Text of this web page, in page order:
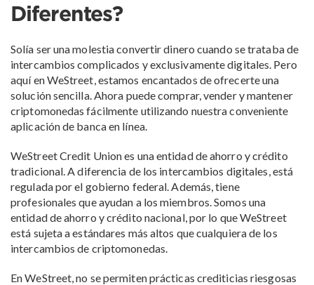
Diferentes?
Solía ser una molestia convertir dinero cuando se trataba de
intercambios complicados y exclusivamente digitales. Pero
aquí en WeStreet, estamos encantados de ofrecerte una
solución sencilla. Ahora puede comprar, vender y mantener
criptomonedas fácilmente utilizando nuestra conveniente
aplicación de banca en línea.
WeStreet Credit Union es una entidad de ahorro y crédito
tradicional. A diferencia de los intercambios digitales, está
regulada por el gobierno federal. Además, tiene
profesionales que ayudan a los miembros. Somos una
entidad de ahorro y crédito nacional, por lo que WeStreet
está sujeta a estándares más altos que cualquiera de los
intercambios de criptomonedas.
En WeStreet, no se permiten prácticas crediticias riesgosas